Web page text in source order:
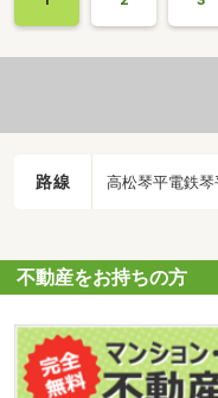
路線 高松琴平電鉄琴
不動産をお持ちの方